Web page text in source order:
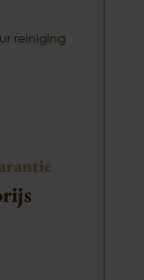
reiniging